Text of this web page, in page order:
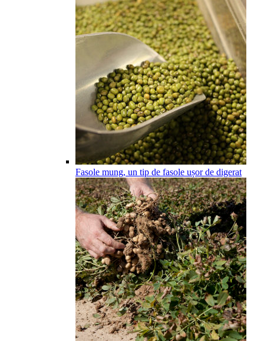
Fasole mung, un tip de fasole ușor de digerat